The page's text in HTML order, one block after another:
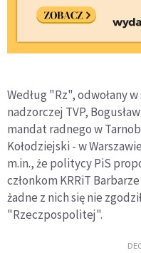
Według "Rz", odwołany
nadzorczej TVP,
mandat radnego w
Kołodziejski - w
m.in., że politycy PiS
członkom KRRiT
żadne z nich się nie
"Rzeczpospolitej".